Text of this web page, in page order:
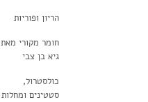
הריון ופוריות
חומר מקורי מאת
גיא בן צבי
כולסטרול,
סטטינים ומחלות